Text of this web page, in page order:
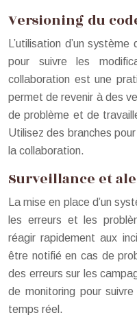
Versioning du
L’utilisation d’un
pour suivre les
collaboration est une
permet de revenir à des
de problème et de
Utilisez des branches
la collaboration.
Surveillance et
La mise en place d’un
les erreurs et les
réagir rapidement aux
être notifié en cas de
des erreurs sur les
de monitoring pour
temps réel.